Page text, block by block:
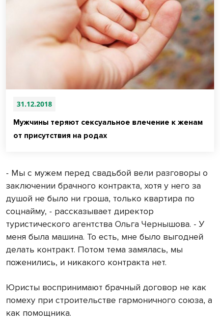
31.12.2018
Мужчины теряют сексуальное влечение к женам
от присутствия на родах
- Мы с мужем перед свадьбой вели разговоры о
заключении брачного контракта, хотя у него за
душой не было ни гроша, только квартира по
соцнайму, - рассказывает директор
туристического агентства Ольга Чернышова. - У
меня была машина. То есть, мне было выгодней
делать контракт. Потом тема замялась, мы
поженились, и никакого контракта нет.
Юристы воспринимают брачный договор не как
помеху при строительстве гармоничного союза, а
как помощника.